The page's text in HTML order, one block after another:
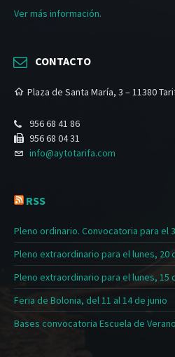
Ver más información.
CONTACTO
Plaza de Santa María, 3 – 11380
956 68 41 86
956 68 04 31
info@aytotarifa.com
RSS
Pleno ordinario. Convocatoria para el
Pleno extraordinario para el lunes, 20
Pleno extraordinario para el lunes, 15
Feria de Bolonia, del 11 al 14 de junio
Bases convocatoria Escuela de